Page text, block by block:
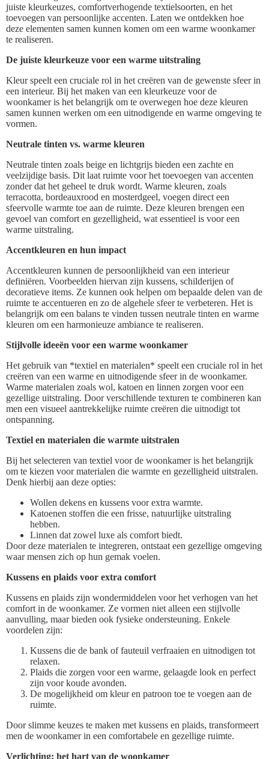
juiste kleurkeuzes, comfortverhogende textielsoorten, en het
toevoegen van persoonlijke accenten. Laten we ontdekken hoe
deze elementen samen kunnen komen om een warme woonkamer
te realiseren.
De juiste kleurkeuze voor een warme uitstraling
Kleur speelt een cruciale rol in het creëren van de gewenste sfeer in
een interieur. Bij het maken van een kleurkeuze voor de
woonkamer is het belangrijk om te overwegen hoe deze kleuren
samen kunnen werken om een uitnodigende en warme omgeving te
vormen.
Neutrale tinten vs. warme kleuren
Neutrale tinten zoals beige en lichtgrijs bieden een zachte en
veelzijdige basis. Dit laat ruimte voor het toevoegen van accenten
zonder dat het geheel te druk wordt. Warme kleuren, zoals
terracotta, bordeauxrood en mosterdgeel, voegen direct een
sfeervolle warmte toe aan de ruimte. Deze kleuren brengen een
gevoel van comfort en gezelligheid, wat essentieel is voor een
warme uitstraling.
Accentkleuren en hun impact
Accentkleuren kunnen de persoonlijkheid van een interieur
definiëren. Voorbeelden hiervan zijn kussens, schilderijen of
decoratieve items. Ze kunnen ook helpen om bepaalde delen van de
ruimte te accentueren en zo de algehele sfeer te verbeteren. Het is
belangrijk om een balans te vinden tussen neutrale tinten en warme
kleuren om een harmonieuze ambiance te realiseren.
Stijlvolle ideeën voor een warme woonkamer
Het gebruik van *textiel en materialen* speelt een cruciale rol in het
creëren van een warme en uitnodigende sfeer in de woonkamer.
Warme materialen zoals wol, katoen en linnen zorgen voor een
gezellige uitstraling. Door verschillende texturen te combineren kan
men een visueel aantrekkelijke ruimte creëren die uitnodigt tot
ontspanning.
Textiel en materialen die warmte uitstralen
Bij het selecteren van textiel voor de woonkamer is het belangrijk
om te kiezen voor materialen die warmte en gezelligheid uitstralen.
Denk hierbij aan deze opties:
Wollen dekens en kussens voor extra warmte.
Katoenen stoffen die een frisse, natuurlijke uitstraling
hebben.
Linnen dat zowel luxe als comfort biedt.
Door deze materialen te integreren, ontstaat een gezellige omgeving
waar mensen zich op hun gemak voelen.
Kussens en plaids voor extra comfort
Kussens en plaids zijn wondermiddelen voor het verhogen van het
comfort in de woonkamer. Ze vormen niet alleen een stijlvolle
aanvulling, maar bieden ook fysieke ondersteuning. Enkele
voordelen zijn:
Kussens die de bank of fauteuil verfraaien en uitnodigen tot
relaxen.
Plaids die zorgen voor een warme, gelaagde look en perfect
zijn voor koude avonden.
De mogelijkheid om kleur en patroon toe te voegen aan de
ruimte.
Door slimme keuzes te maken met kussens en plaids, transformeert
men de woonkamer in een comfortabele en gezellige ruimte.
Verlichting: het hart van de woonkamer